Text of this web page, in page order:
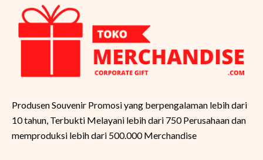
Produsen Souvenir Promosi yang berpengalaman lebih dari
10 tahun, Terbukti Melayani lebih dari 750 Perusahaan dan
memproduksi lebih dari 500.000 Merchandise